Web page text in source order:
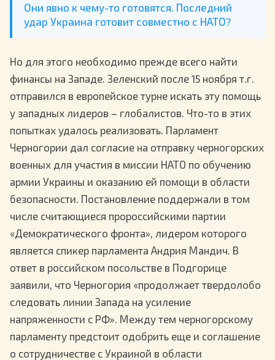
Они явно к чему-то готовятся. Последний
удар Украина готовит совместно с НАТО?
Но для этого необходимо прежде всего найти
финансы на Западе. Зеленский после 15 ноября т.г.
отправился в европейское турне искать эту помощь
у западных лидеров – глобалистов. Что-то в этих
попытках удалось реализовать. Парламент
Черногории дал согласие на отправку черногорских
военных для участия в миссии НАТО по обучению
армии Украины и оказанию ей помощи в области
безопасности. Постановление поддержали в том
числе считающиеся пророссийскими партии
«Демократического фронта», лидером которого
является спикер парламента Андрия Мандич. В
ответ в российском посольстве в Подгорице
заявили, что Черногория «продолжает твердолобо
следовать линии Запада на усиление
напряженности с РФ». Между тем черногорскому
парламенту предстоит одобрить еще и соглашение
о сотрудничестве с Украиной в области